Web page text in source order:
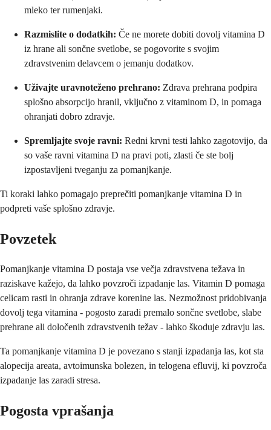
mleko ter rumenjaki.
Razmislite o dodatkih: Če ne morete dobiti dovolj vitamina D
iz hrane ali sončne svetlobe, se pogovorite s svojim
zdravstvenim delavcem o jemanju dodatkov.
Uživajte uravnoteženo prehrano: Zdrava prehrana podpira
splošno absorpcijo hranil, vključno z vitaminom D, in pomaga
ohranjati dobro zdravje.
Spremljajte svoje ravni: Redni krvni testi lahko zagotovijo, da
so vaše ravni vitamina D na pravi poti, zlasti če ste bolj
izpostavljeni tveganju za pomanjkanje.
Ti koraki lahko pomagajo preprečiti pomanjkanje vitamina D in
podpreti vaše splošno zdravje.
Povzetek
Pomanjkanje vitamina D postaja vse večja zdravstvena težava in
raziskave kažejo, da lahko povzroči izpadanje las. Vitamin D pomaga
celicam rasti in ohranja zdrave korenine las. Nezmožnost pridobivanja
dovolj tega vitamina - pogosto zaradi premalo sončne svetlobe, slabe
prehrane ali določenih zdravstvenih težav - lahko škoduje zdravju las.
Ta pomanjkanje vitamina D je povezano s stanji izpadanja las, kot sta
alopecija areata, avtoimunska bolezen, in telogena efluvij, ki povzroča
izpadanje las zaradi stresa.
Pogosta vprašanja